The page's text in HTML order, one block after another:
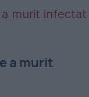
a murit